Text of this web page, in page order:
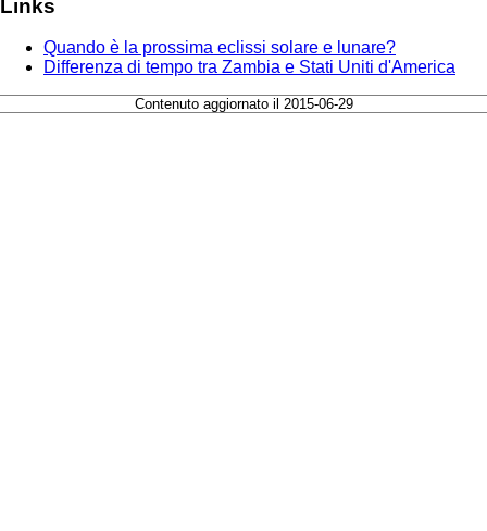
Links
Quando è la prossima eclissi solare e lunare?
Differenza di tempo tra Zambia e Stati Uniti d'America
Contenuto aggiornato il 2015-06-29